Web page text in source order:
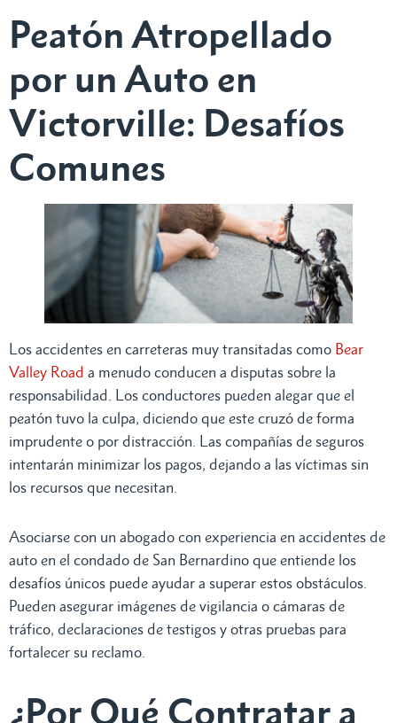
Peatón Atropellado
por un Auto en
Victorville: Desafíos
Comunes
Los accidentes en carreteras muy transitadas como Bear
Valley Road a menudo conducen a disputas sobre la
responsabilidad. Los conductores pueden alegar que el
peatón tuvo la culpa, diciendo que este cruzó de forma
imprudente o por distracción. Las compañías de seguros
intentarán minimizar los pagos, dejando a las víctimas sin
los recursos que necesitan.
Asociarse con un abogado con experiencia en accidentes de
auto en el condado de San Bernardino que entiende los
desafíos únicos puede ayudar a superar estos obstáculos.
Pueden asegurar imágenes de vigilancia o cámaras de
tráfico, declaraciones de testigos y otras pruebas para
fortalecer su reclamo.
¿Por Qué Contratar a